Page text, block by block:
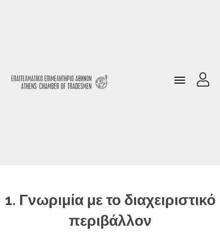
Toggle
navigation
1. Γνωριμία με το διαχειριστικό
περιβάλλον